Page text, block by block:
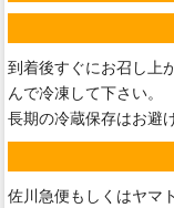
到着後すぐにお召し上
んで冷凍して下さい。
長期の冷蔵保存はお避
佐川急便もしくはヤマ